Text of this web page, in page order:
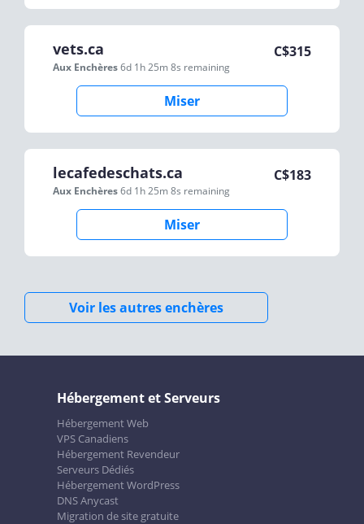
vets.ca
Aux Enchères6d 1h 25m 8s remaining
C$315
Miser
lecafedeschats.ca
Aux Enchères6d 1h 25m 8s remaining
C$183
Miser
Voir les autres enchères
Hébergement et Serveurs
Hébergement Web
VPS Canadiens
Hébergement Revendeur
Serveurs Dédiés
Hébergement WordPress
DNS Anycast
Migration de site gratuite